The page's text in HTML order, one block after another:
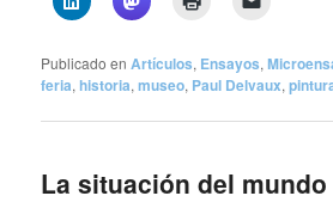
Publicado en Artículos, Ensayos,
feria,historia,museo, Paul Delvaux,
La situación del